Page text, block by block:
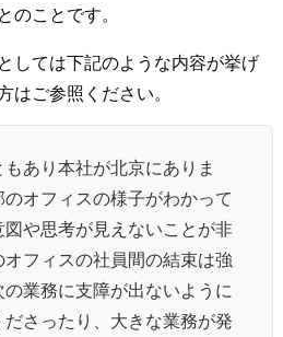
のことです。
しては下記のような内容が挙げ
はご参照ください。
あり本社が北京にありま
オフィスの様子がわかって
図や思考が見えないことが非
フィスの社員間の結束は強
の業務に支障が出ないように
さったり、大きな業務が発